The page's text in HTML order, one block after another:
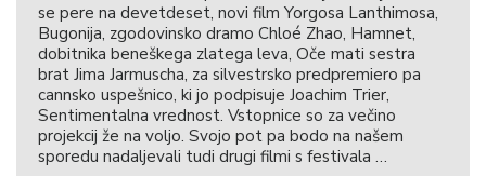
se pere na devetdeset, novi film Yorgosa Lanthimosa,
Bugonija, zgodovinsko dramo Chloé Zhao, Hamnet,
dobitnika beneškega zlatega leva, Oče mati sestra
brat Jima Jarmuscha, za silvestrsko predpremiero pa
cannsko uspešnico, ki jo podpisuje Joachim Trier,
Sentimentalna vrednost. Vstopnice so za večino
projekcij že na voljo. Svojo pot pa bodo na našem
sporedu nadaljevali tudi drugi filmi s festivala …